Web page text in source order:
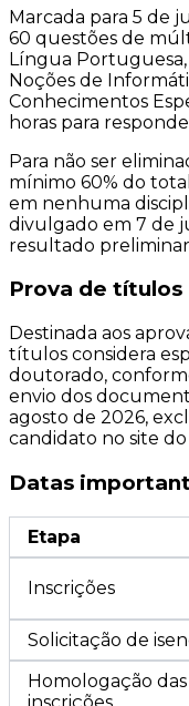
Marcada para 5 de
60 questões de
Língua Portuguesa,
Noções de
Conhecimentos
horas para
Para não ser
mínimo 60% do
em nenhuma
divulgado em 7 de
resultado
Prova de títulos
Destinada aos
títulos considera
doutorado,
envio dos
agosto de 2026,
candidato no site do
Datas
Etapa
Inscrições
Solicitação de
Homologação das
inscrições